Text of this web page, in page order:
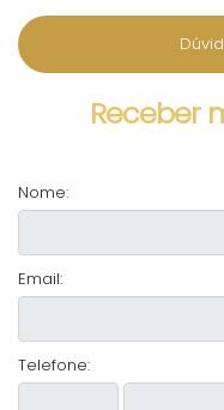
Receber
Nome:
Email:
Telefone: